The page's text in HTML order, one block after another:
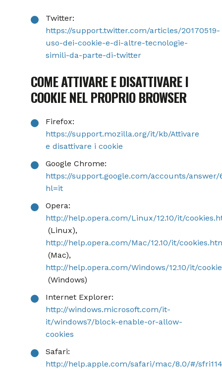
Twitter:
https://support.twitter.com/articles/20170519-
uso-dei-cookie-e-di-altre-tecnologie-
simili-da-parte-di-twitter
COME ATTIVARE E DISATTIVARE I
COOKIE NEL PROPRIO BROWSER
Firefox:
https://support.mozilla.org/it/kb/Attivare
e disattivare i cookie
Google Chrome:
https://support.google.com/accounts/answer/
hl=it
Opera:
http://help.opera.com/Linux/12.10/it/
(Linux),
http://help.opera.com/Mac/12.10/it/
(Mac),
http://help.opera.com/Windows/12.10/it/
(Windows)
Internet Explorer:
http://windows.microsoft.com/it-
it/windows7/block-enable-or-allow-
cookies
Safari:
http://help.apple.com/safari/mac/8.0/#/